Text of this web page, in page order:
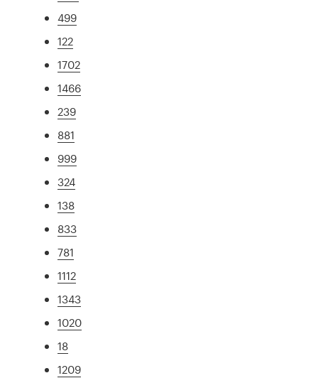
499
122
1702
1466
239
881
999
324
138
833
781
1112
1343
1020
18
1209